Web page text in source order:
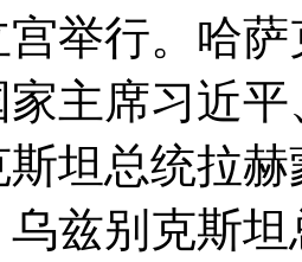
举行。哈
主席习近
坦总统拉
兹别克斯